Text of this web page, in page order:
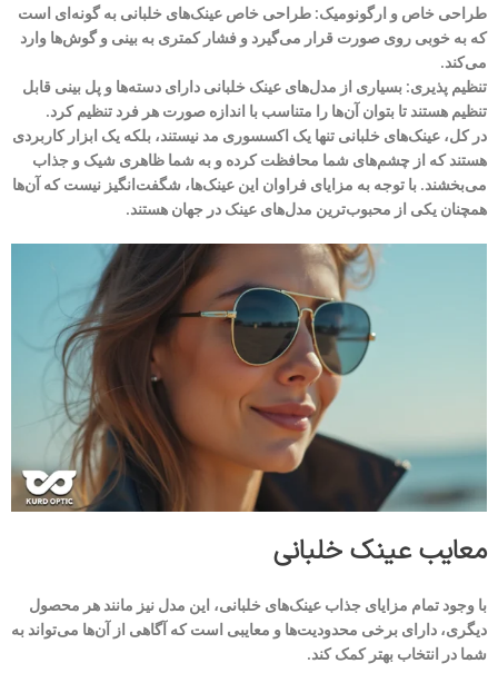
طراحی خاص و ارگونومیک: طراحی خاص عینک‌های خلبانی به گونه‌ای است
که به خوبی روی صورت قرار می‌گیرد و فشار کمتری به بینی و گوش‌ها وارد
می‌کند.
تنظیم ‌پذیری: بسیاری از مدل‌های عینک خلبانی دارای دسته‌ها و پل بینی قابل
تنظیم هستند تا بتوان آن‌ها را متناسب با اندازه صورت هر فرد تنظیم کرد.
در کل، عینک‌های خلبانی تنها یک اکسسوری مد نیستند، بلکه یک ابزار کاربردی
هستند که از چشم‌های شما محافظت کرده و به شما ظاهری شیک و جذاب
می‌بخشند. با توجه به مزایای فراوان این عینک‌ها، شگفت‌انگیز نیست که آن‌ها
همچنان یکی از محبوب‌ترین مدل‌های عینک در جهان هستند.
معایب عینک خلبانی
با وجود تمام مزایای جذاب عینک‌های خلبانی، این مدل نیز مانند هر محصول
دیگری، دارای برخی محدودیت‌ها و معایبی است که آگاهی از آن‌ها می‌تواند به
شما در انتخاب بهتر کمک کند.